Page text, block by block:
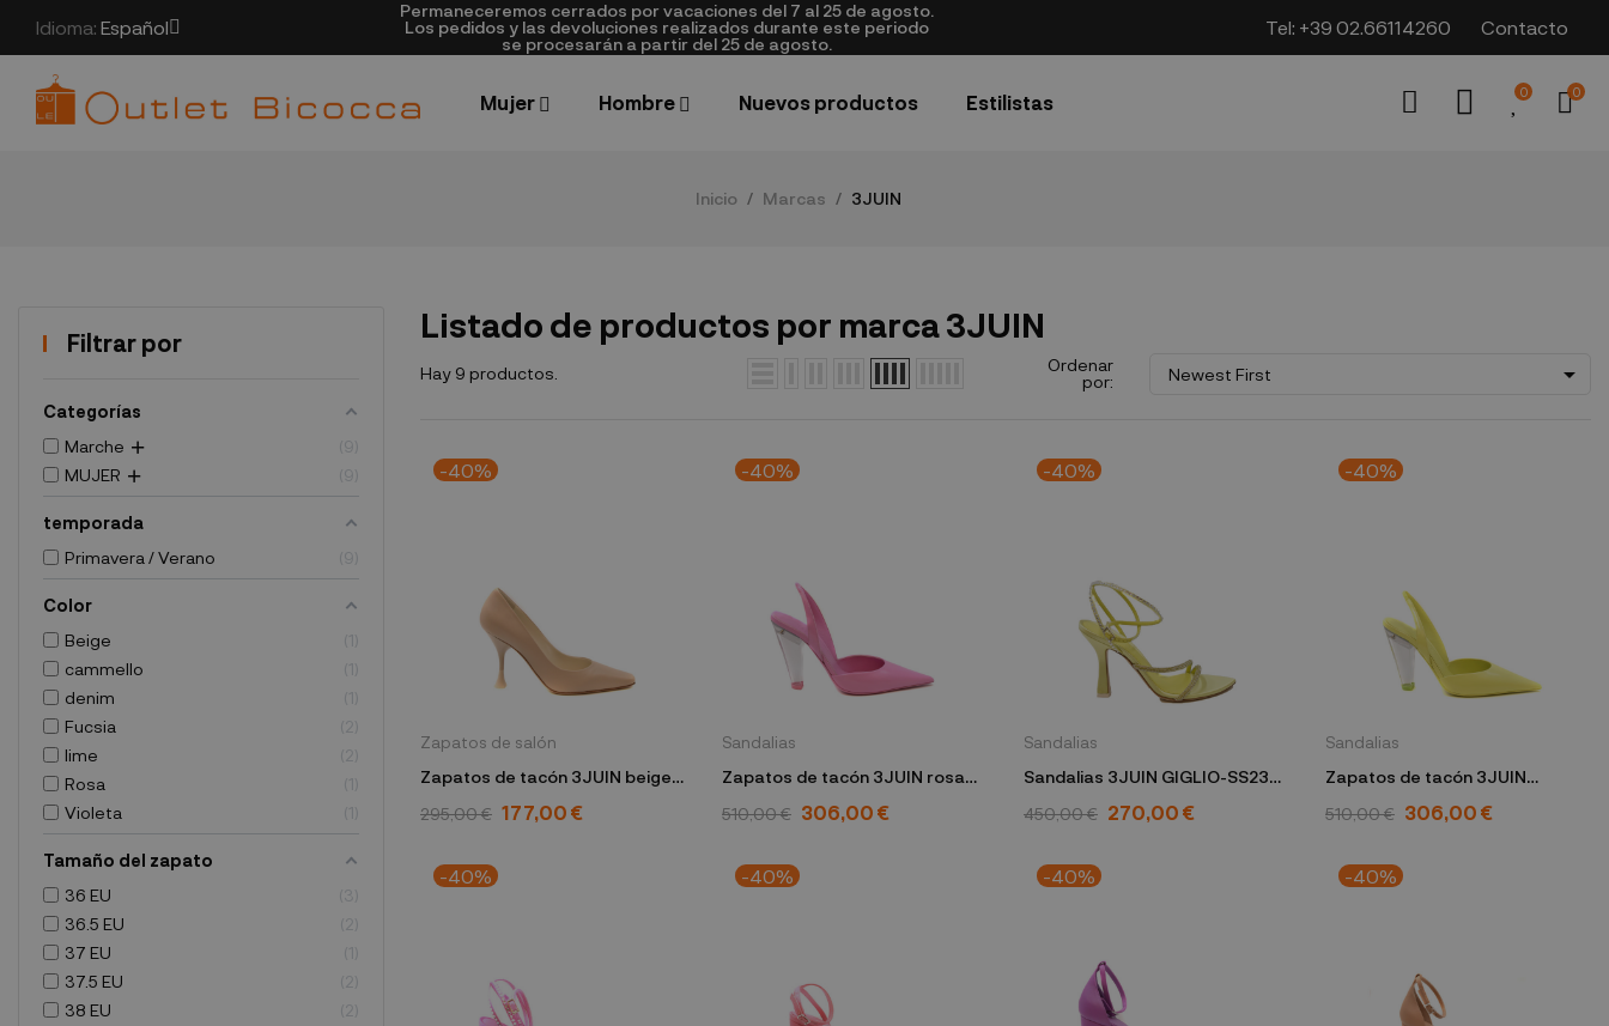
Idioma: Español
Permaneceremos cerrados por vacaciones del 7 al 25 de agosto.
Los pedidos y las devoluciones realizados durante este periodo
se procesarán a partir del 25 de agosto.
Tel: +39 02.66114260 Contacto
Mujer Hombre Nuevos productos Estilistas 0 0
Inicio Marcas 3JUIN
Filtrar por
Categorías
Marche
9
MUJER
9
temporada
Primavera / Verano
9
Color
Beige
1
cammello
1
denim
1
Fucsia
lime
Rosa
1
Violeta
1
Tamaño del zapato
36 EU
3
36.5 EU
37 EU
1
37.5 EU
38 EU
Listado de productos por marca 3JUIN
Hay 9 productos.
Ordenar
por:
Newest First 
-40%
Zapatos de salón
Zapatos de tacón 3JUIN beige
BAHIA-S 095 CRIS
295,00 € 177,00 €
-40%
Sandalias
Zapatos de tacón 3JUIN rosa
KRISTEN 100 ROSS LACK
510,00 € 306,00 €
-40%
Sandalias
Sandalias 3JUIN GIGLIO-SS23
095 SYRIA SATIN
450,00 € 270,00 €
-40%
Sandalias
Zapatos de tacón 3JUIN
KRISTEN 100 ROSS
510,00 € 306,00 €
-40% -40% -40% -40%